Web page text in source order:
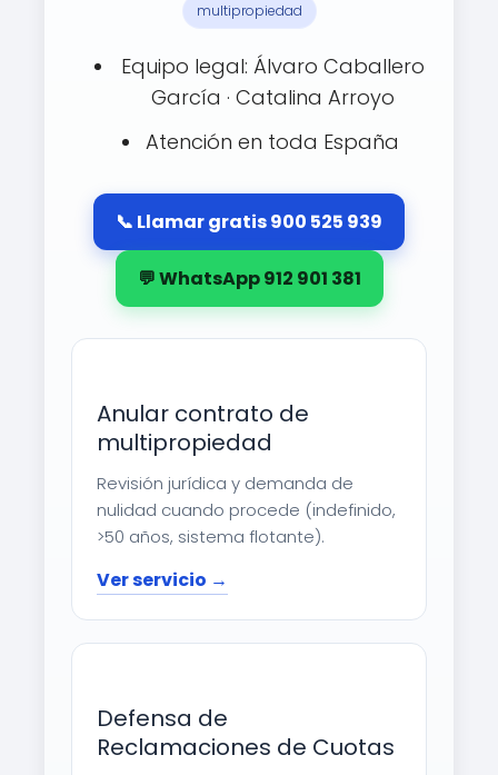
multipropiedad
Equipo legal: Álvaro Caballero
García · Catalina Arroyo
Atención en toda España
📞 Llamar gratis 900 525 939
💬 WhatsApp 912 901 381
Anular contrato de
multipropiedad
Revisión jurídica y demanda de
nulidad cuando procede (indefinido,
>50 años, sistema flotante).
Ver servicio →
Defensa de
Reclamaciones de Cuotas